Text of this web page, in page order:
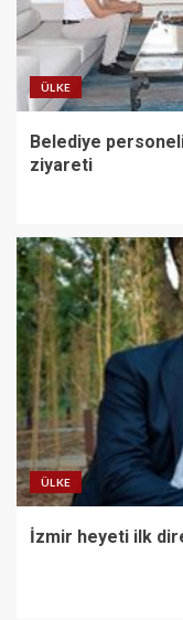
ÜLKE
Belediye
ziyareti
ÜLKE
İzmir heyeti ilk